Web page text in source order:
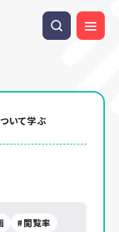
いて学ぶ
閲覧率